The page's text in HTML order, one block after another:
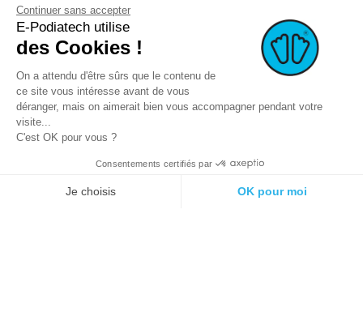
creation.com
Continuer sans accepter
E-Podiatech utilise
des Cookies !
On a attendu d'être sûrs que le contenu de
ce site vous intéresse avant de vous
déranger, mais on aimerait bien vous accompagner pendant votre
visite...
C'est OK pour vous ?
Consentements certifiés par
Je choisis OK pour moi